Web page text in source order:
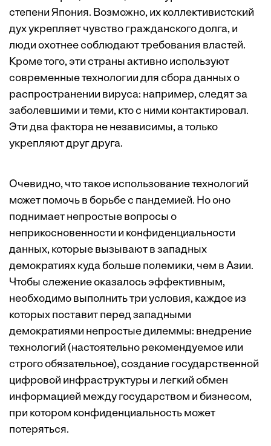
степени Япония. Возможно, их коллективистский
дух укрепляет чувство гражданского долга, и
люди охотнее соблюдают требования властей.
Кроме того, эти страны активно используют
современные технологии для сбора данных о
распространении вируса: например, следят за
заболевшими и теми, кто с ними контактировал.
Эти два фактора не независимы, а только
укрепляют друг друга.
Очевидно, что такое использование технологий
может помочь в борьбе с пандемией. Но оно
поднимает непростые вопросы о
неприкосновенности и конфиденциальности
данных, которые вызывают в западных
демократиях куда больше полемики, чем в Азии.
Чтобы слежение оказалось эффективным,
необходимо выполнить три условия, каждое из
которых поставит перед западными
демократиями непростые дилеммы: внедрение
технологий (настоятельно рекомендуемое или
строго обязательное), создание государственной
цифровой инфраструктуры и легкий обмен
информацией между государством и бизнесом,
при котором конфиденциальность может
потеряться.